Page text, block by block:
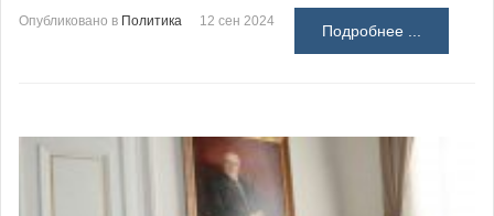
Опубликовано в Политика 12 сен 2024
Подробнее ...